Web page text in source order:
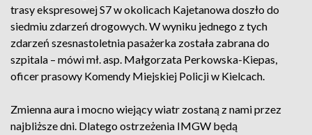
trasy ekspresowej S7 w okolicach Kajetanowa doszło do
siedmiu zdarzeń drogowych. W wyniku jednego z tych
zdarzeń szesnastoletnia pasażerka została zabrana do
szpitala – mówi mł. asp. Małgorzata Perkowska-Kiepas,
oficer prasowy Komendy Miejskiej Policji w Kielcach.
Zmienna aura i mocno wiejący wiatr zostaną z nami przez
najbliższe dni. Dlatego ostrzeżenia IMGW będą